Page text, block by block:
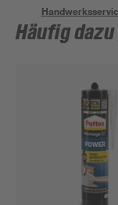
Häufig